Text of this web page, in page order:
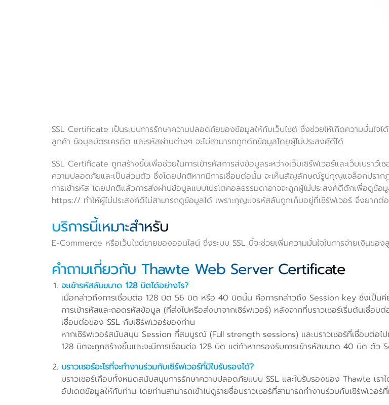
SSL Certificate เป็นระบบการรักษาความปลอดภัยของข้อมูลให้กับเว็บไซต์ ซึ่งช่วยให้เกิดความมั่น
ลูกค้า ข้อมูลบัตรเครดิต และรหัสผ่านต่างๆ จะไม่สามารถถูกดักข้อมูลโดยผู้ไม่ประสงค์ดีได้
SSL Certificate ถูกสร้างขึ้นเพื่อช่วยในการเข้ารหัสการส่งข้อมูลระหว่างเว็บเซิร์ฟเวอร์และเว็บเบรา
ความปลอดภัยและเป็นส่วนตัว ซึ่งโดยปกติหากมีการเชื่อมต่อนั้น จะเห็นสัญลักษณ์รูปกุญแจล็อกปราก
การเข้ารหัส โดยปกติแล้วการส่งผ่านข้อมูลแบบโปรโตคอลธรรมดาอาจจะถูกผู้ไม่ประสงค์ดีดักเพื่อดูข้
https:// ทำให้ผู้ไม่ประสงค์ดีไม่สามารถดูข้อมูลได้ เพราะกุญแจรหัสลับถูกเก็บอยู่ที่เซิร์ฟเวอร์ จึงยากต่
บริการนี้เหมาะสำหรับ
E-Commerce หรือเว็บไซต์ขายของออนไลน์ ซึ่งระบบ SSL นี้จะช่วยเพิ่มความมั่นใจในการจ่ายเงินขอ
คำถามเกี่ยวกับ Thawte Web Server Certificate
จะเข้ารหัสลับขนาด 128 บิตได้อย่างไร?
เมื่อกล่าวถึงการเชื่อมต่อ 128 บิต 56 บิต หรือ 40 บิตนั้น คือการกล่าวถึง Session key ซึ่งเป็นคีย์
การเข้ารหัสและถอดรหัสข้อมูล (ที่ส่งไปหรือส่งมาจากเซิร์ฟเวอร์) หลังจากที่บราวเซอร์เริ่มต้นเชื่อ
เชื่อมต่อของ SSL กับเซิร์ฟเวอร์ของท่าน
หากเซิร์ฟเวอร์สนับสนุน Session ที่สมบูรณ์ (Full strength sessions) และบราวเซอร์ที่เชื่อมต่อ
128 บิตจะถูกสร้างขึ้นและจะมีการเชื่อมต่อ 128 บิต แต่ถ้าหากรองรับการเข้ารหัสขนาด 40 บิต ตัว
บราวเซอร์อะไรที่จะทำงานร่วมกับเซิร์ฟเวอร์ที่มีใบรับรองได้?
บราวเซอร์เกือบทั้งหมดสนับสนุนการรักษาความปลอดภัยแบบ SSL และใบรับรองของ Thawte เร
อัปเดตข้อมูลให้กับท่าน โดยท่านสามารถเข้าไปดูรายชื่อบราวเซอร์ที่สามารถทำงานร่วมกับเซิร์ฟเวอร์